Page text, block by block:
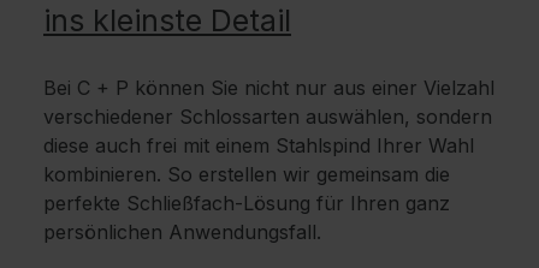
ins kleinste Detail
Bei C + P können Sie nicht nur aus einer Vielzahl
verschiedener Schlossarten auswählen, sondern
diese auch frei mit einem Stahlspind Ihrer Wahl
kombinieren. So erstellen wir gemeinsam die
perfekte Schließfach-Lösung für Ihren ganz
persönlichen Anwendungsfall.